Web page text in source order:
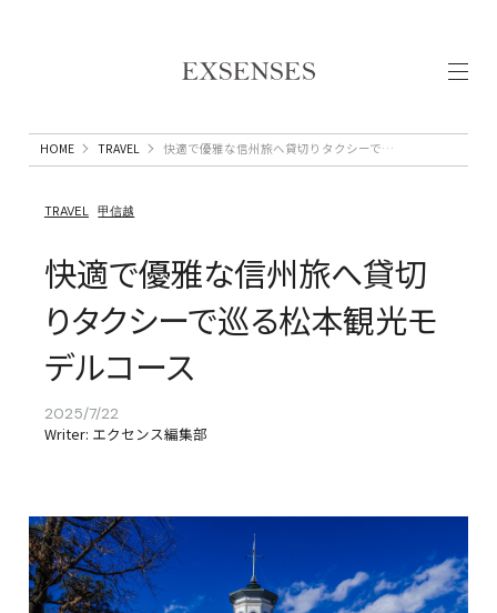
HOME TRAVEL 快適で優雅な信州旅へ貸切りタクシーで巡る松本観光モデルコース
TRAVEL 甲信越
快適で優雅な信州旅へ貸切
りタクシーで巡る松本観光モ
デルコース
2025/7/22
Writer: エクセンス編集部